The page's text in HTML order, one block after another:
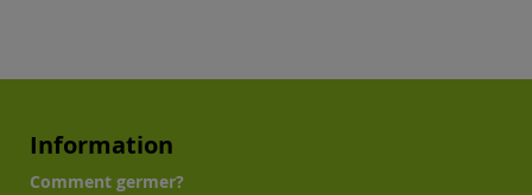
Information
Comment germer?